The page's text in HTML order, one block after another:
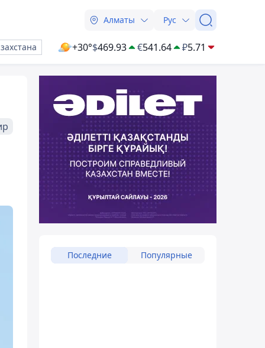
Алматы Рус
+30°$469.93 €541.64 ₽5.71
Последние Популярные